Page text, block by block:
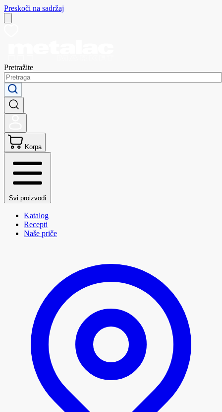
Preskoči na sadržaj
Pretražite
Korpa
Svi proizvodi
Katalog
Recepti
Naše priče